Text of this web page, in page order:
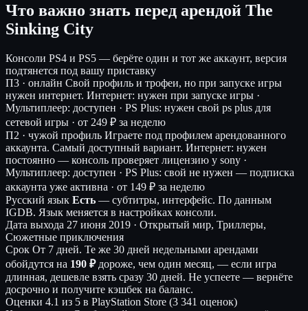
Что важно знать перед арендой The
Sinking City
Консоли PS4 и PS5 — берёте один и тот же аккаунт, версия
подтянется под вашу приставку
П3 · онлайн Свой профиль и трофеи, но при запуске игры
нужен интернет. Интернет: нужен при запуске игры ·
Мультиплеер: доступен · PS Plus: нужен свой ps plus для
сетевой игры · от 249 ₽ за неделю
П2 · чужой профиль Играете под профилем арендованного
аккаунта. Самый доступный вариант. Интернет: нужен
постоянно — консоль проверяет лицензию у sony ·
Мультиплеер: доступен · PS Plus: свой не нужен — подписка
аккаунта уже активна · от 149 ₽ за неделю
Русский язык Есть — субтитры, интерфейс. По данным
IGDB. Язык меняется в настройках консоли.
Дата выхода 27 июня 2019 · Открытый мир, Триллеры,
Сюжетные приключения
Срок От 7 дней. Те же 30 дней недельными арендами
обойдутся на 190 ₽дороже, чем один месяц, — если игра
длинная, дешевле взять сразу 30 дней. Не успеете — вернёте
досрочно и получите кэшбек на баланс.
Оценки 4.1 из 5 в PlayStation Store (3 341 оценок)